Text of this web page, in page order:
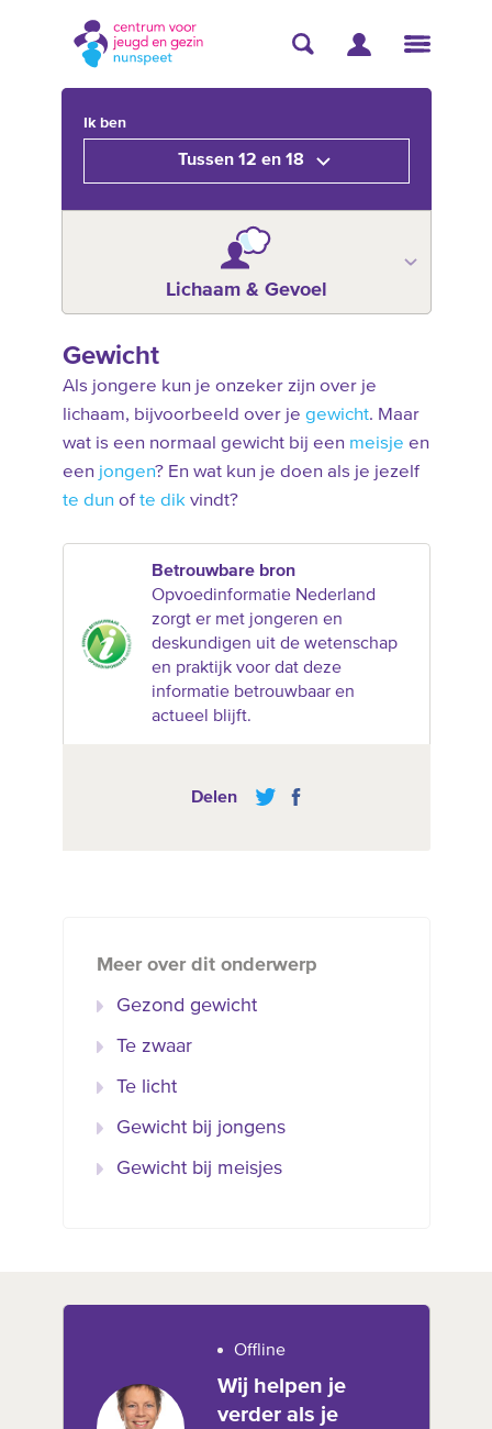
Ik ben
Tussen 12 en 18
Lichaam & Gevoel
Gewicht
Als jongere kun je onzeker zijn over je
lichaam, bijvoorbeeld over je gewicht. Maar
wat is een normaal gewicht bij een meisje en
een jongen? En wat kun je doen als je jezelf
te dun of te dikvindt?
Betrouwbare bron
Opvoedinformatie Nederland
zorgt er met jongeren en
deskundigen uit de wetenschap
en praktijk voor dat deze
informatie betrouwbaar en
actueel blijft.
Delen
Meer over dit onderwerp
Gezond gewicht
Te zwaar
Te licht
Gewicht bij jongens
Gewicht bij meisjes
Offline
Wij helpen je
verder als je